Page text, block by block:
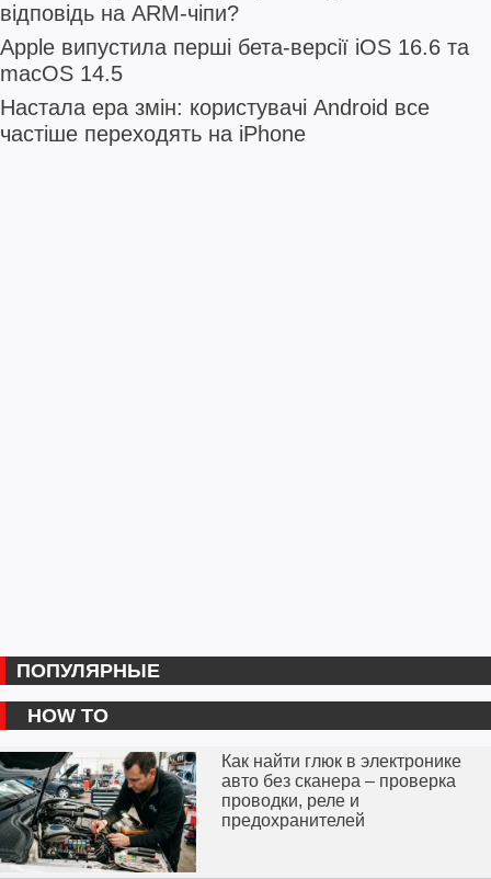
відповідь на ARM-чіпи?
Apple випустила перші бета-версії iOS 16.6 та
macOS 14.5
Настала ера змін: користувачі Android все
частіше переходять на iPhone
ПОПУЛЯРНЫЕ
HOW TO
Как найти глюк в электронике
авто без сканера – проверка
проводки, реле и
предохранителей